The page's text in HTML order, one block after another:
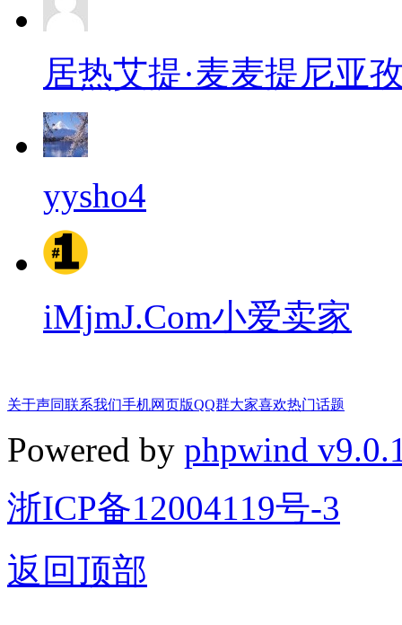
居热艾提·麦麦提尼亚
yysho4
iMjmJ.Com小爱卖家
关于声同联系我们手机网页版QQ群大家喜欢热门话题
Powered by phpwind
浙ICP备12004119号-3
返回顶部